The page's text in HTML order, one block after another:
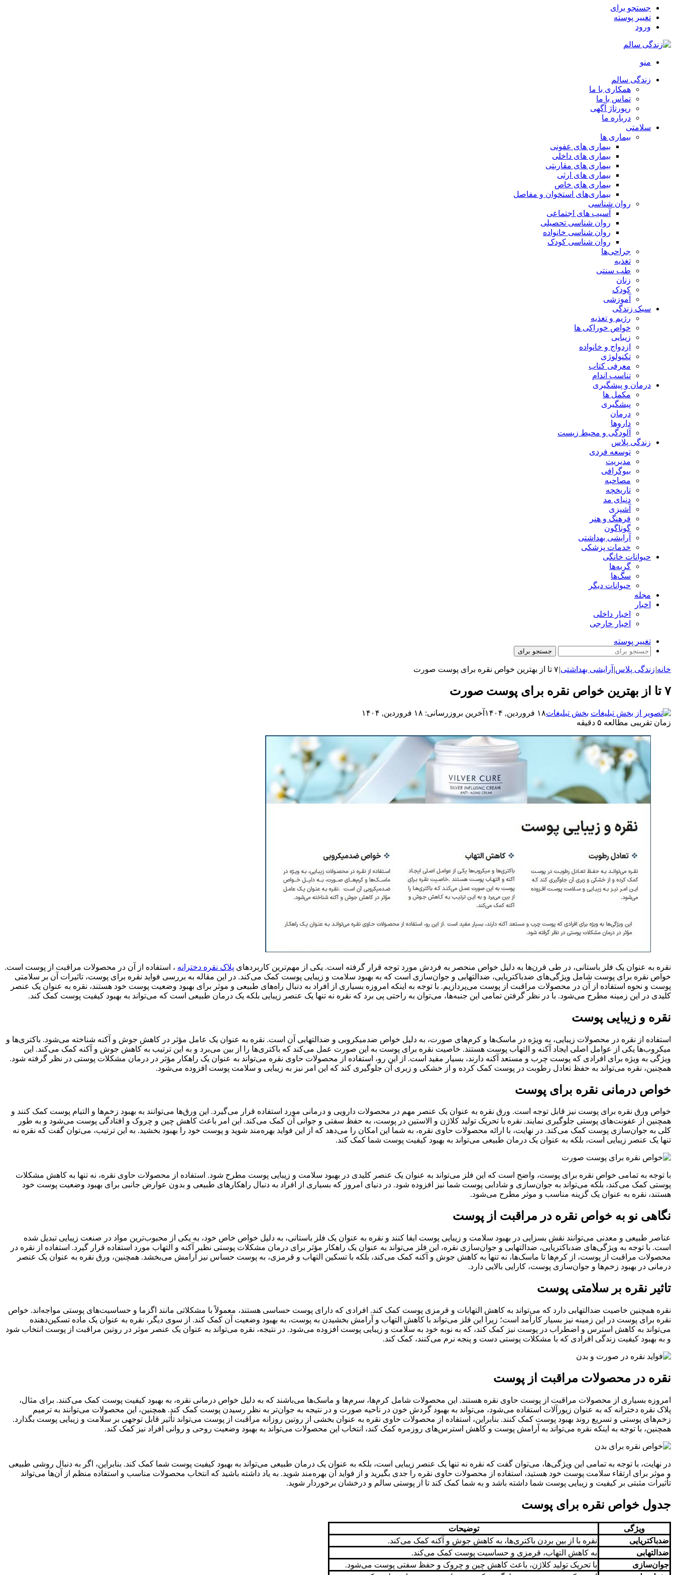
جستجو برای
تغییر پوسته
ورود
منو
زندگی سالم
همکاری با ما
تماس با ما
رپورتاژ آگهی
درباره ما
سلامتی
بیماری ها
بیماری های عفونی
بیماری های داخلی
بیماری های مقاربتی
بیماری های ارثی
بیماری های خاص
بیماری‌های استخوان و مفاصل
روان شناسی
آسیب های اجتماعی
روان شناسی تحصیلی
روان شناسی خانواده
روان شناسی کودک
جراحی‌ها
تغذیه
طب سنتی
زنان
کودک
آموزشی
سبک زندگی
رژیم و تغذیه
خواص خوراکی ها
زیبایی
ازدواج و خانواده
تکنولوژی
معرفی کتاب
تناسب اندام
درمان و پیشگیری
مکمل ها
پیشگیری
درمان
داروها
آلودگی و محیط زیست
زندگی پلاس
توسعه فردی
مدیریت
بیوگرافی
مصاحبه
تاریخچه
دنیای مد
آشپزی
فرهنگ و هنر
گوناگون
آرایشی بهداشتی
خدمات پزشکی
حیوانات خانگی
گربه‌ها
سگ‌ها
حیوانات دیگر
مجله
اخبار
اخبار داخلی
اخبار خارجی
تغییر پوسته
جستجو برای
خانه|زندگی پلاس| آرایشی بهداشتی|۷ تا از بهترین خواص نقره برای پوست صورت
۷ تا از بهترین خواص نقره برای پوست صورت
بخش تبلیغات۱۸ فروردین, ۱۴۰۴
آخرین بروزرسانی: ۱۸ فروردین, ۱۴۰۴
زمان تقریبی مطالعه ۵ دقیقه
نقره به عنوان یک فلز باستانی، در طی قرن‌ها به دلیل خواص منحصر به فردش مورد توجه قرار گرفته است. یکی از مهم‌ترین کاربردهای پلاک نقره دخترانه ، استفاده از آن در محصولات مراقبت از پوست است.
خواص نقره برای پوست شامل ویژگی‌های ضدباکتریایی، ضدالتهابی و جوان‌سازی است که به بهبود سلامت و زیبایی پوست کمک می‌کند. در این مقاله به بررسی فواید نقره برای پوست، تاثیرات آن بر سلامتی
پوست و نحوه استفاده از آن در محصولات مراقبت از پوست می‌پردازیم. با توجه به اینکه امروزه بسیاری از افراد به دنبال راه‌های طبیعی و موثر برای بهبود وضعیت پوست خود هستند، نقره به عنوان یک عنصر
کلیدی در این زمینه مطرح می‌شود. با در نظر گرفتن تمامی این جنبه‌ها، می‌توان به راحتی پی برد که نقره نه تنها یک عنصر زیبایی بلکه یک درمان طبیعی است که می‌تواند به بهبود کیفیت پوست کمک کند.
نقره و زیبایی پوست
استفاده از نقره در محصولات زیبایی، به ویژه در ماسک‌ها و کرم‌های صورت، به دلیل خواص ضدمیکروبی و ضدالتهابی آن است. نقره به عنوان یک عامل مؤثر در کاهش جوش و آکنه شناخته می‌شود. باکتری‌ها و
میکروب‌ها یکی از عوامل اصلی ایجاد آکنه و التهاب پوست هستند. خاصیت نقره برای پوست به این صورت عمل می‌کند که باکتری‌ها را از بین می‌برد و به این ترتیب به کاهش جوش و آکنه کمک می‌کند. این
ویژگی به ویژه برای افرادی که پوست چرب و مستعد آکنه دارند، بسیار مفید است. از این رو، استفاده از محصولات حاوی نقره می‌تواند به عنوان یک راهکار مؤثر در درمان مشکلات پوستی در نظر گرفته شود.
همچنین، نقره می‌تواند به حفظ تعادل رطوبت در پوست کمک کرده و از خشکی و زبری آن جلوگیری کند که این امر نیز به زیبایی و سلامت پوست افزوده می‌شود.
خواص درمانی نقره برای پوست
خواص ورق نقره برای پوست نیز قابل توجه است. ورق نقره به عنوان یک عنصر مهم در محصولات دارویی و درمانی مورد استفاده قرار می‌گیرد. این ورق‌ها می‌توانند به بهبود زخم‌ها و التیام پوست کمک کنند و
همچنین از عفونت‌های پوستی جلوگیری نمایند. نقره با تحریک تولید کلاژن و الاستین در پوست، به حفظ سفتی و جوانی آن کمک می‌کند. این امر باعث کاهش چین و چروک و افتادگی پوست می‌شود و به طور
کلی به جوان‌سازی پوست کمک می‌کند. در نهایت، با ارائه محصولات حاوی نقره، به شما این امکان را می‌دهد که از این فواید بهره‌مند شوید و پوست خود را بهبود بخشید. به این ترتیب، می‌توان گفت که نقره نه
تنها یک عنصر زیبایی است، بلکه به عنوان یک درمان طبیعی می‌تواند به بهبود کیفیت پوست شما کمک کند.
با توجه به تمامی خواص نقره برای پوست، واضح است که این فلز می‌تواند به عنوان یک عنصر کلیدی در بهبود سلامت و زیبایی پوست مطرح شود. استفاده از محصولات حاوی نقره، نه تنها به کاهش مشکلات
پوستی کمک می‌کند، بلکه می‌تواند به جوان‌سازی و شادابی پوست شما نیز افزوده شود. در دنیای امروز که بسیاری از افراد به دنبال راهکارهای طبیعی و بدون عوارض جانبی برای بهبود وضعیت پوست خود
هستند، نقره به عنوان یک گزینه مناسب و موثر مطرح می‌شود.
نگاهی نو به خواص نقره در مراقبت از پوست
عناصر طبیعی و معدنی می‌توانند نقش بسزایی در بهبود سلامت و زیبایی پوست ایفا کنند و نقره به عنوان یک فلز باستانی، به دلیل خواص خاص خود، به یکی از محبوب‌ترین مواد در صنعت زیبایی تبدیل شده
است. با توجه به ویژگی‌های ضدباکتریایی، ضدالتهابی و جوان‌سازی نقره، این فلز می‌تواند به عنوان یک راهکار مؤثر برای درمان مشکلات پوستی نظیر آکنه و التهاب مورد استفاده قرار گیرد. استفاده از نقره در
محصولات مراقبت از پوست، از کرم‌ها تا ماسک‌ها، نه تنها به کاهش جوش و آکنه کمک می‌کند، بلکه با تسکین التهاب و قرمزی، به پوست حساس نیز آرامش می‌بخشد. همچنین، ورق نقره به عنوان یک عنصر
درمانی در بهبود زخم‌ها و جوان‌سازی پوست، کارایی بالایی دارد.
تاثیر نقره بر سلامتی پوست
نقره همچنین خاصیت ضدالتهابی دارد که می‌تواند به کاهش التهابات و قرمزی پوست کمک کند. افرادی که دارای پوست حساسی هستند، معمولاً با مشکلاتی مانند اگزما و حساسیت‌های پوستی مواجه‌اند. خواص
نقره برای پوست در این زمینه نیز بسیار کارآمد است؛ زیرا این فلز می‌تواند با کاهش التهاب و آرامش بخشیدن به پوست، به بهبود وضعیت آن کمک کند. از سوی دیگر، نقره به عنوان یک ماده تسکین‌دهنده
می‌تواند به کاهش استرس و اضطراب در پوست نیز کمک کند، که به نوبه خود به سلامت و زیبایی پوست افزوده می‌شود. در نتیجه، نقره می‌تواند به عنوان یک عنصر موثر در روتین مراقبت از پوست انتخاب شود
و به بهبود کیفیت زندگی افرادی که با مشکلات پوستی دست و پنجه نرم می‌کنند، کمک کند.
نقره در محصولات مراقبت از پوست
امروزه بسیاری از محصولات مراقبت از پوست حاوی نقره هستند. این محصولات شامل کرم‌ها، سرم‌ها و ماسک‌ها می‌باشند که به دلیل خواص درمانی نقره، به بهبود کیفیت پوست کمک می‌کنند. برای مثال،
پلاک نقره دخترانه که به عنوان زیورآلات استفاده می‌شود، می‌تواند به بهبود گردش خون در ناحیه صورت و در نتیجه به جوان‌تر به نظر رسیدن پوست کمک کند. همچنین، این محصولات می‌توانند به ترمیم
زخم‌های پوستی و تسریع روند بهبود پوست کمک کنند. بنابراین، استفاده از محصولات حاوی نقره به عنوان بخشی از روتین روزانه مراقبت از پوست می‌تواند تأثیر قابل توجهی بر سلامت و زیبایی پوست بگذارد.
همچنین، با توجه به اینکه نقره می‌تواند به آرامش پوست و کاهش استرس‌های روزمره کمک کند، انتخاب این محصولات می‌تواند به بهبود وضعیت روحی و روانی افراد نیز کمک کند.
در نهایت، با توجه به تمامی این ویژگی‌ها، می‌توان گفت که نقره نه تنها یک عنصر زیبایی است، بلکه به عنوان یک درمان طبیعی می‌تواند به بهبود کیفیت پوست شما کمک کند. بنابراین، اگر به دنبال روشی طبیعی
و موثر برای ارتقاء سلامت پوست خود هستید، استفاده از محصولات حاوی نقره را جدی بگیرید و از فواید آن بهره‌مند شوید. به یاد داشته باشید که انتخاب محصولات مناسب و استفاده منظم از آن‌ها می‌تواند
تأثیرات مثبتی بر کیفیت و زیبایی پوست شما داشته باشد و به شما کمک کند تا از پوستی سالم و درخشان برخوردار شوید.
جدول خواص نقره برای پوست
ویژگی
توضیحات
ضدباکتریایی
نقره با از بین بردن باکتری‌ها، به کاهش جوش و آکنه کمک می‌کند.
ضدالتهابی
به کاهش التهاب، قرمزی و حساسیت پوست کمک می‌کند.
جوان‌سازی
با تحریک تولید کلاژن، باعث کاهش چین و چروک و حفظ سفتی پوست می‌شود.